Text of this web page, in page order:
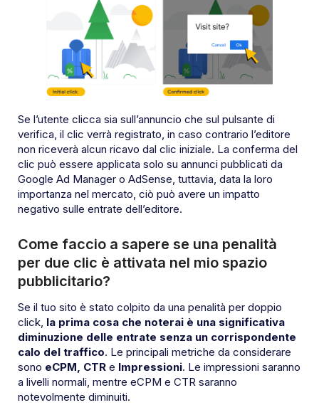
Se l’utente clicca sia sull’annuncio che sul pulsante di
verifica, il clic verrà registrato, in caso contrario l’editore
non riceverà alcun ricavo dal clic iniziale. La conferma del
clic può essere applicata solo su annunci pubblicati da
Google Ad Manager o AdSense, tuttavia, data la loro
importanza nel mercato, ciò può avere un impatto
negativo sulle entrate dell’editore.
Come faccio a sapere se una penalità
per due clic è attivata nel mio spazio
pubblicitario?
Se il tuo sito è stato colpito da una penalità per doppio
click, la prima cosa che noterai è una significativa
diminuzione delle entrate senza un corrispondente
calo del traffico. Le principali metriche da considerare
sono eCPM, CTR e Impressioni. Le impressioni saranno
a livelli normali, mentre eCPM e CTR saranno
notevolmente diminuiti.